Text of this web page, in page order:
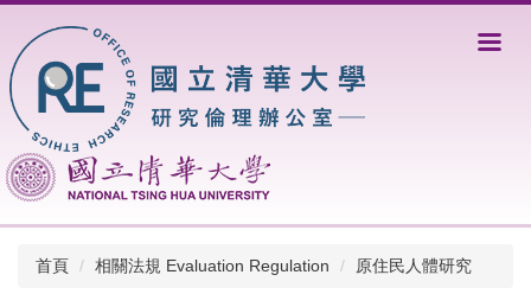
到
主
要
內
區
首頁 相關法規 Evaluation Regulation 原住民人體研究